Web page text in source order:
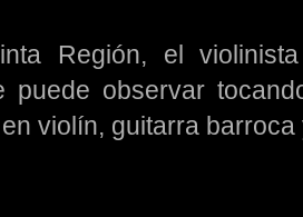
Región, el
puede observar
violín, guitarra